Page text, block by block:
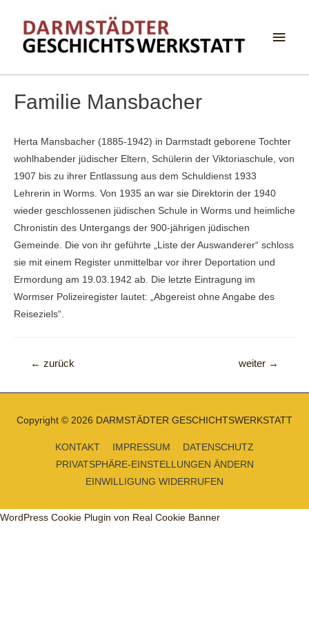
Familie Mansbacher
Herta Mansbacher (1885-1942) in Darmstadt geborene Tochter
wohlhabender jüdischer Eltern, Schülerin der Viktoriaschule, von
1907 bis zu ihrer Entlassung aus dem Schuldienst 1933
Lehrerin in Worms. Von 1935 an war sie Direktorin der 1940
wieder geschlossenen jüdischen Schule in Worms und heimliche
Chronistin des Untergangs der 900-jährigen jüdischen
Gemeinde. Die von ihr geführte „Liste der Auswanderer“ schloss
sie mit einem Register unmittelbar vor ihrer Deportation und
Ermordung am 19.03.1942 ab. Die letzte Eintragung im
Wormser Polizeiregister lautet: „Abgereist ohne Angabe des
Reiseziels“.
Beitragsnavigation
← zurück weiter →
Copyright © 2026 DARMSTÄDTER GESCHICHTSWERKSTATT
KONTAKT IMPRESSUM
DATENSCHUTZ
PRIVATSPHÄRE-EINSTELLUNGEN ÄNDERN
EINWILLIGUNG WIDERRUFEN
WordPress Cookie Plugin von Real Cookie Banner